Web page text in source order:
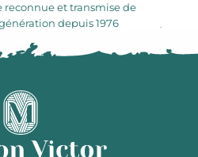
reconnue et transmise de
depuis 1976